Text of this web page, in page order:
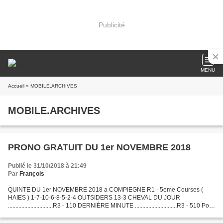
Publicité
MENU
Accueil » MOBILE.ARCHIVES
MOBILE.ARCHIVES
PRONO GRATUIT DU 1er NOVEMBRE 2018
Publié le 31/10/2018 à 21:49
Par François
QUINTE DU 1er NOVEMBRE 2018 a COMPIEGNE R1 - 5eme Courses (
HAIES ) 1-7-10-6-8-5-2-4 OUTSIDERS 13-3 CHEVAL DU JOUR
..............................R3 - 110 DERNIÈRE MINUTE ............................R3 - 510 Pour